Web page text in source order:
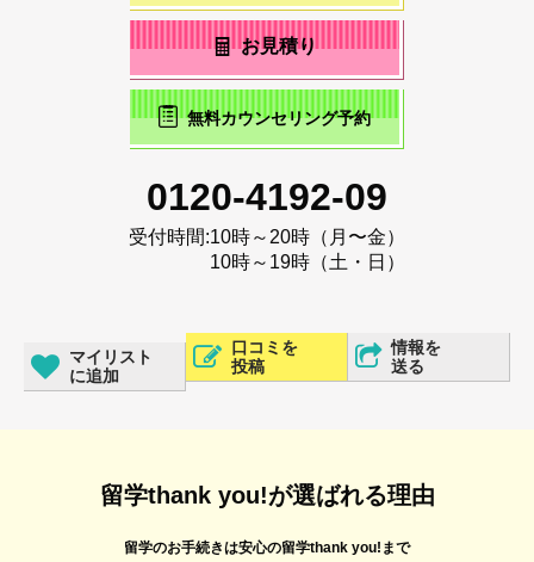
お見積り
無料カウンセリング予約
0120-4192-09
受付時間:10時～20時（月〜金）
10時～19時（土・日）
マイリスト
に追加
口コミを
投稿
情報を
送る
留学thank you!が選ばれる理由
留学のお手続きは安心の留学thank you!まで